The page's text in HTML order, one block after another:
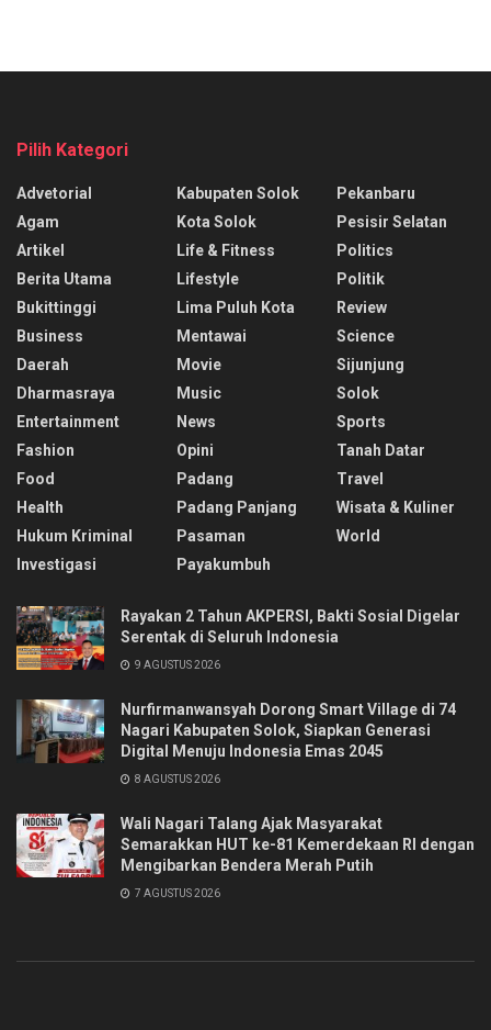
Pilih Kategori
Advetorial
Agam
Artikel
Berita Utama
Bukittinggi
Business
Daerah
Dharmasraya
Entertainment
Fashion
Food
Health
Hukum Kriminal
Investigasi
Kabupaten Solok
Kota Solok
Life & Fitness
Lifestyle
Lima Puluh Kota
Mentawai
Movie
Music
News
Opini
Padang
Padang Panjang
Pasaman
Payakumbuh
Pekanbaru
Pesisir Selatan
Politics
Politik
Review
Science
Sijunjung
Solok
Sports
Tanah Datar
Travel
Wisata & Kuliner
World
Rayakan 2 Tahun AKPERSI, Bakti Sosial Digelar
Serentak di Seluruh Indonesia
9 AGUSTUS 2026
Nurfirmanwansyah Dorong Smart Village di 74
Nagari Kabupaten Solok, Siapkan Generasi
Digital Menuju Indonesia Emas 2045
8 AGUSTUS 2026
Wali Nagari Talang Ajak Masyarakat
Semarakkan HUT ke-81 Kemerdekaan RI dengan
Mengibarkan Bendera Merah Putih
7 AGUSTUS 2026